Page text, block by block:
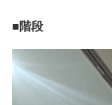
■階段